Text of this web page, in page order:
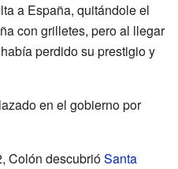
a España, quitándole el
con grilletes, pero al llegar
perdido su prestigio y
en el gobierno por
Colón descubrióSanta